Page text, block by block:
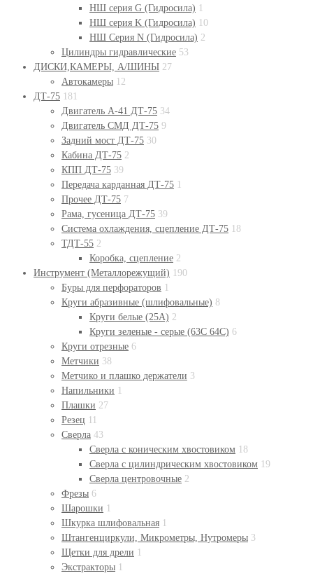
НШ серия G (Гидросила) 1
НШ серия K (Гидросила) 10
НШ Серия N (Гидросила) 2
Цилиндры гидравлические 53
ДИСКИ,КАМЕРЫ, А/ШИНЫ 27
Автокамеры 12
ДТ-75 181
Двигатель А-41 ДТ-75 34
Двигатель СМД ДТ-75 9
Задний мост ДТ-75 30
Кабина ДТ-75 2
КПП ДТ-75 39
Передача карданная ДТ-75 1
Прочее ДТ-75 7
Рама, гусеница ДТ-75 39
Система охлаждения, сцепление ДТ-75 18
ТДТ-55 2
Коробка, сцепление 2
Инструмент (Металлорежущий) 190
Буры для перфораторов 1
Круги абразивные (шлифовальные) 8
Круги белые (25А) 2
Круги зеленые - серые (63С 64С) 6
Круги отрезные 6
Метчики 38
Метчико и плашко держатели 3
Напильники 1
Плашки 27
Резец 11
Сверла 43
Сверла с коническим хвостовиком 18
Сверла с цилиндрическим хвостовиком 19
Сверла центровочные 2
Фрезы 6
Шарошки 1
Шкурка шлифовальная 1
Штангенциркули, Микрометры, Нутромеры 3
Щетки для дрели 1
Экстракторы 1